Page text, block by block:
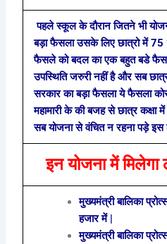
पहले स्कूल के दौरान जितने भी
बड़ा फैसला उसके लिए छात्रो में 75
फैसले को बदल का एक बहुत बडे
उपस्थिति जरुरी नहीं है और सब
सरकार का बड़ा फैसला ये फैसला
महामारी के की बजह से छात्र कक्षा
सब योजना से वंचित न रहना पड़े इस
इन योजना में मिलेगा
मुख्यमंत्री बालिका
हजार में |
मुख्यमंत्री बालिका